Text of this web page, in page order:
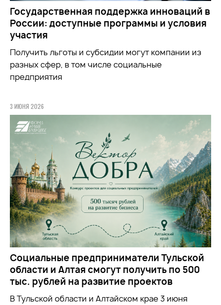
Государственная поддержка инноваций в
России: доступные программы и условия
участия
Получить льготы и субсидии могут компании из
разных сфер, в том числе социальные
предприятия
3 ИЮНЯ 2026
Социальные предприниматели Тульской
области и Алтая смогут получить по 500
тыс. рублей на развитие проектов
В Тульской области и Алтайском крае 3 июня